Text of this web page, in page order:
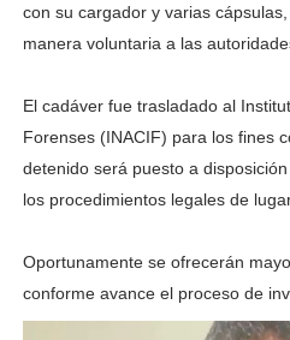
con su cargador y varias
manera voluntaria a las
El cadáver fue trasladado al
Forenses (INACIF) para los fines
detenido será puesto a
los procedimientos legales de
Oportunamente se ofrecerán
conforme avance el proceso de